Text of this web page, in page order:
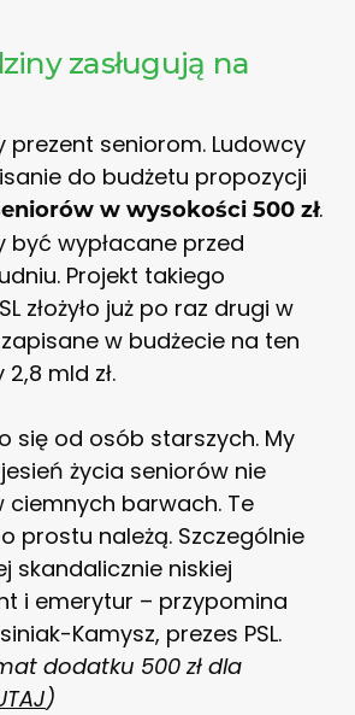
zasługują na
prezent seniorom. Ludowcy
do budżetu propozycji
w wysokości 500 zł.
być wypłacane przed
Projekt takiego
złożyło już po raz drugi w
w budżecie na ten
mld zł.
się od osób starszych. My
życia seniorów nie
ciemnych barwach. Te
prostu należą. Szczególnie
skandalicznie niskiej
i emerytur – przypomina
Kamysz, prezes PSL.
dodatku 500 zł dla
)